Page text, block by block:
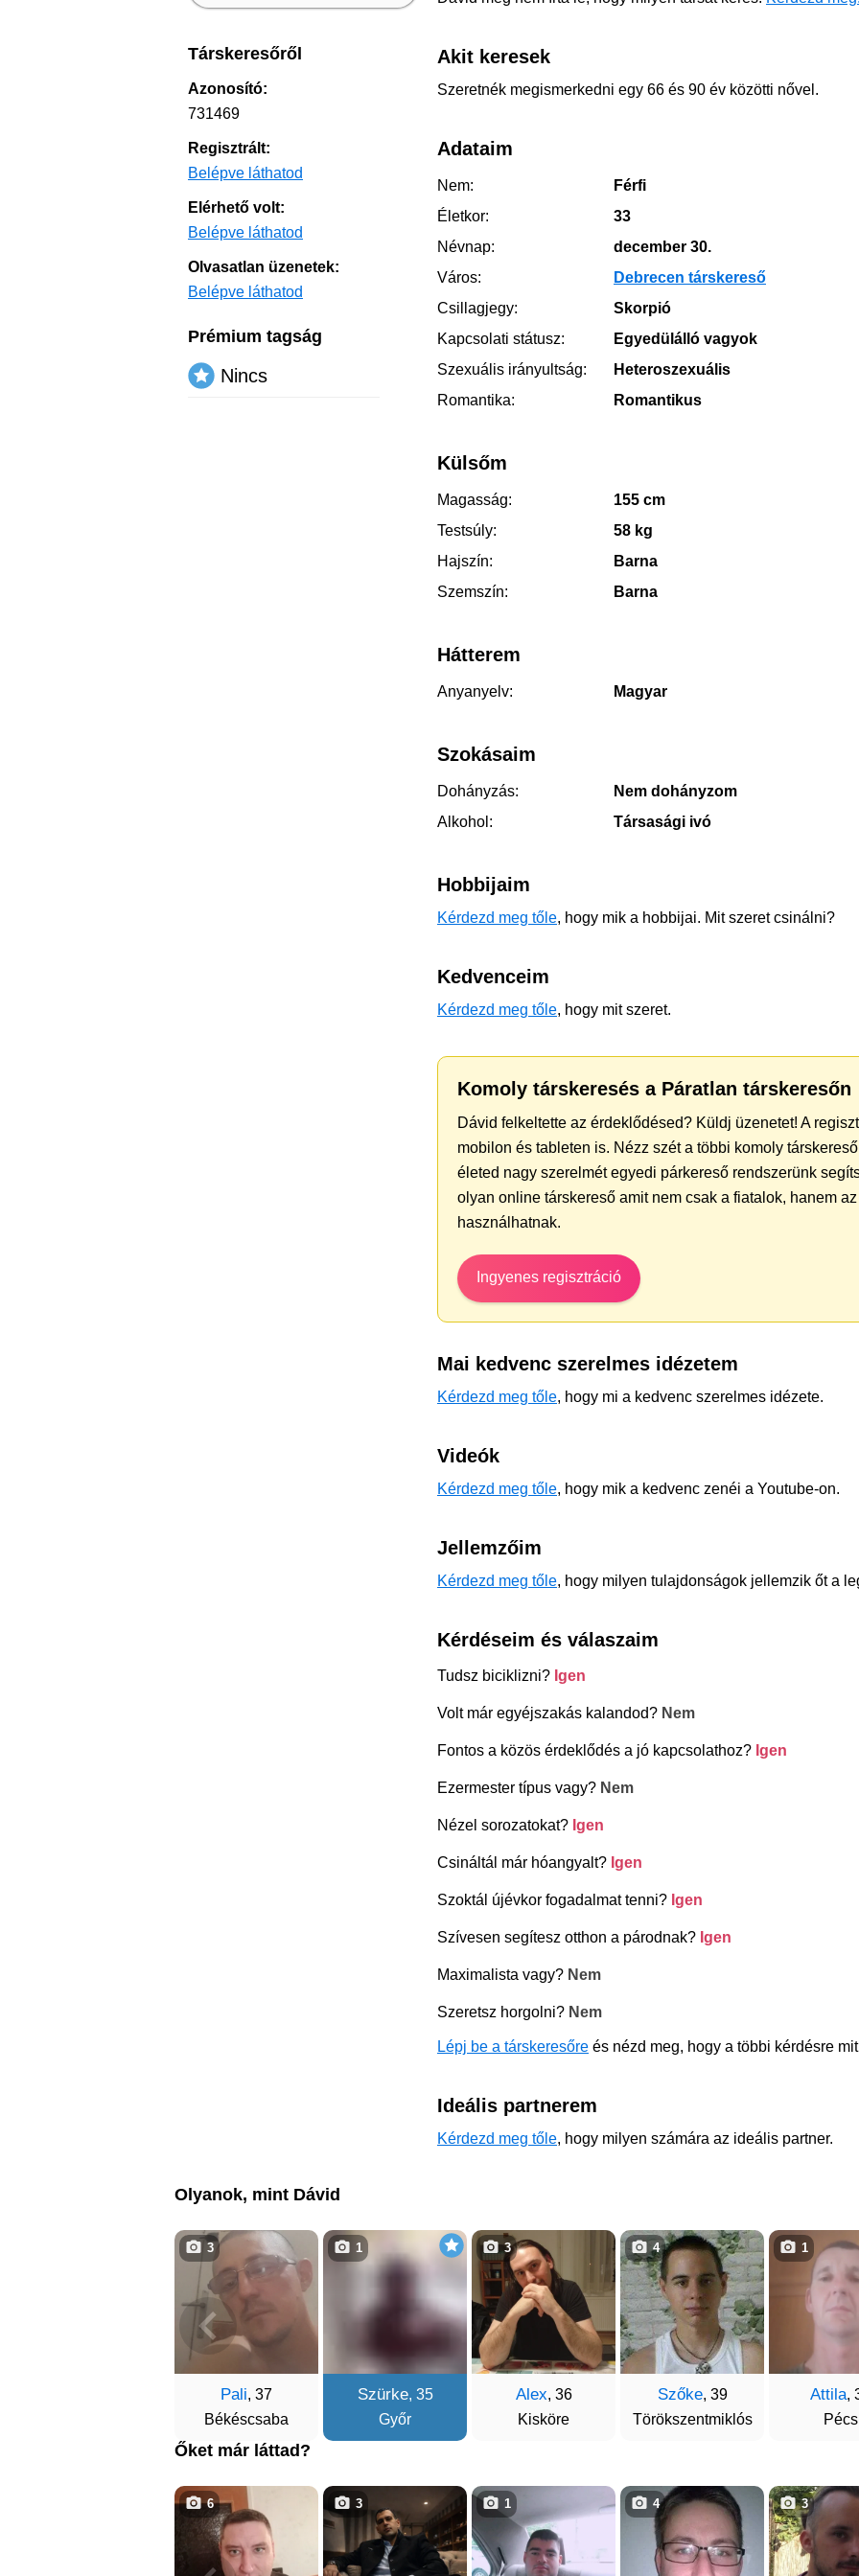
Akit keresek
Szeretnék megismerkedni egy 66 és 90 év közötti nővel.
Adataim
Nem:
Férfi
Életkor:
33
Névnap:
december 30.
Város:
Debrecen társkereső
Csillagjegy:
Skorpió
Kapcsolati státusz:
Egyedülálló vagyok
Szexuális irányultság:
Heteroszexuális
Romantika:
Romantikus
Külsőm
Magasság:
155 cm
Testsúly:
58 kg
Hajszín:
Barna
Szemszín:
Barna
Hátterem
Anyanyelv: Magyar
Szokásaim
Dohányzás:
Nem dohányzom
Alkohol:
Társasági ivó
Hobbijaim
Kérdezd meg tőle, hogy mik a hobbijai. Mit szeret csinálni?
Kedvenceim
Kérdezd meg tőle, hogy mit szeret.
Komoly társkeresés a Páratlan társkeresőn
Dávid felkeltette az érdeklődésed? Küldj üzenetet! A
mobilon és tableten is. Nézz szét a többi komoly
életed nagy szerelmét egyedi párkereső rendszerünk
olyan online társkereső amit nem csak a fiatalok, hanem
használhatnak.
Ingyenes regisztráció
Mai kedvenc szerelmes idézetem
Kérdezd meg tőle, hogy mi a kedvenc szerelmes idézete.
Videók
Kérdezd meg tőle, hogy mik a kedvenc zenéi a Youtube-on.
Jellemzőim
Kérdezd meg tőle, hogy milyen tulajdonságok jellemzik őt a
Kérdéseim és válaszaim
Tudsz biciklizni? Igen
Volt már egyéjszakás kalandod? Nem
Fontos a közös érdeklődés a jó kapcsolathoz? Igen
Ezermester típus vagy? Nem
Nézel sorozatokat? Igen
Csináltál már hóangyalt? Igen
Szoktál újévkor fogadalmat tenni? Igen
Szívesen segítesz otthon a párodnak? Igen
Maximalista vagy? Nem
Szeretsz horgolni? Nem
Lépj be a társkeresőre és nézd meg, hogy a többi kérdésre
Ideális partnerem
Kérdezd meg tőle, hogy milyen számára az ideális partner.
Társkeresőről
Azonosító:
731469
Regisztrált:
Belépve láthatod
Elérhető volt:
Belépve láthatod
Olvasatlan üzenetek:
Belépve láthatod
Prémium tagság
Nincs
Olyanok, mint Dávid
Pali, 37
Békéscsaba
3
Szürke, 35
Győr
1
Alex, 36
Kisköre
3
Szőke, 39
Törökszentmiklós
4
Attila,
Pécs
1
Őket már láttad?
6 3 1 4 3